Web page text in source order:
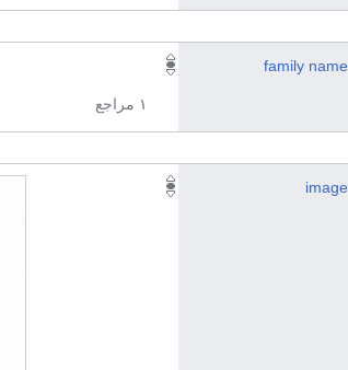
family name
١ مراجع
image